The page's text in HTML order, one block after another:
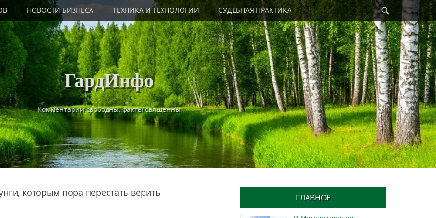
НОВОСТИ БИЗНЕСА ТЕХНИКА И ТЕХНОЛОГИИ СУДЕБНАЯ ПРАКТИКА
Найти
ГардИнфо
Комментарии свободны, факты священны
которым пора перестать верить ГЛАВНОЕ